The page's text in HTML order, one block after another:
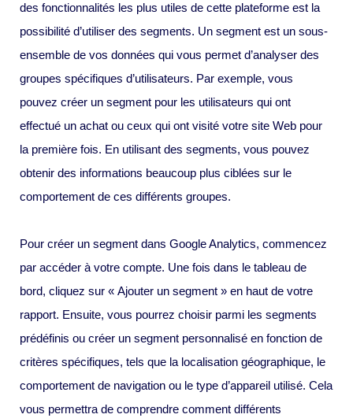
des fonctionnalités les plus utiles de cette plateforme est la
possibilité d’utiliser des segments. Un segment est un sous-
ensemble de vos données qui vous permet d’analyser des
groupes spécifiques d’utilisateurs. Par exemple, vous
pouvez créer un segment pour les utilisateurs qui ont
effectué un achat ou ceux qui ont visité votre site Web pour
la première fois. En utilisant des segments, vous pouvez
obtenir des informations beaucoup plus ciblées sur le
comportement de ces différents groupes.
Pour créer un segment dans Google Analytics, commencez
par accéder à votre compte. Une fois dans le tableau de
bord, cliquez sur « Ajouter un segment » en haut de votre
rapport. Ensuite, vous pourrez choisir parmi les segments
prédéfinis ou créer un segment personnalisé en fonction de
critères spécifiques, tels que la localisation géographique, le
comportement de navigation ou le type d’appareil utilisé. Cela
vous permettra de comprendre comment différents